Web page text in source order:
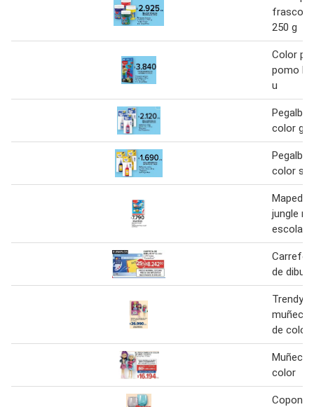
frasco
250 g
Color
pomo
u
Pegalba
color
Pegalba
color
Maped
jungle
escolar
de
Trendy
muñeca
de color
Muñeca
color
Copon